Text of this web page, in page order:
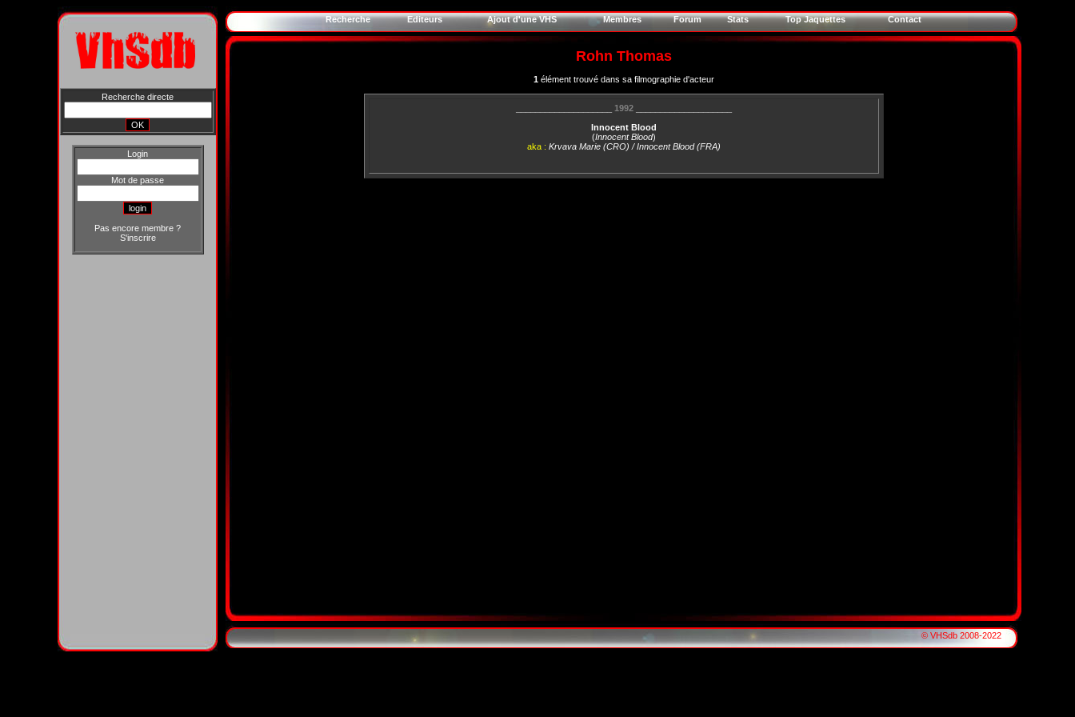
Recherche directe
Login
Mot de passe
Pas encore membre ?
S'inscrire
Recherche Editeurs Ajout d'une VHS Membres Forum Stats Top Jaquettes Contact
Rohn Thomas
1élément trouvé dans sa filmographie d'acteur
1992____________________
Innocent Blood
(Innocent Blood)
aka : Krvava Marie (CRO) / Innocent Blood (FRA)
© VHSdb 2008-2022